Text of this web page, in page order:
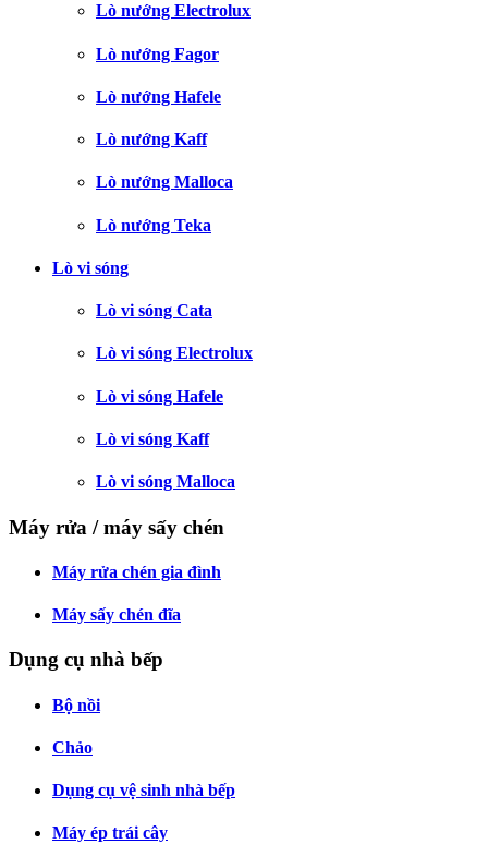
Lò nướng Electrolux
Lò nướng Fagor
Lò nướng Hafele
Lò nướng Kaff
Lò nướng Malloca
Lò nướng Teka
Lò vi sóng
Lò vi sóng Cata
Lò vi sóng Electrolux
Lò vi sóng Hafele
Lò vi sóng Kaff
Lò vi sóng Malloca
Máy rửa / máy sấy chén
Máy rửa chén gia đình
Máy sấy chén đĩa
Dụng cụ nhà bếp
Bộ nồi
Chảo
Dụng cụ vệ sinh nhà bếp
Máy ép trái cây